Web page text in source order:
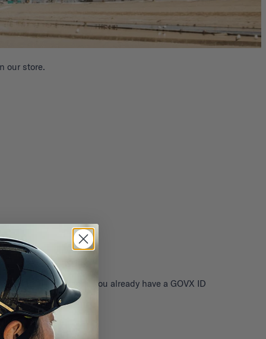
our store.
time and secure. If you already have a GOVX ID